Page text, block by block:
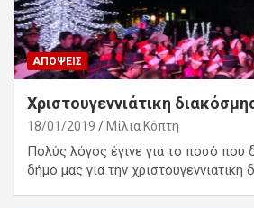
ΑΠΌΨΕΙΣ
Χριστουγεννιάτικη
18/01/2019 Μίλια Κόπτη
Πολύς λόγος έγινε για το ποσό που
δήμο μας για την χριστουγεννιατικη